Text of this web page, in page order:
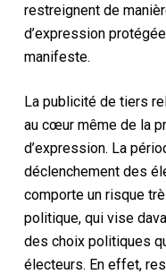
restreignent de
d’expression
manifeste.
La publicité de tiers
au cœur même de la
d’expression. La
déclenchement des
comporte un risque
politique, qui vise
des choix politiques
électeurs. En effet,